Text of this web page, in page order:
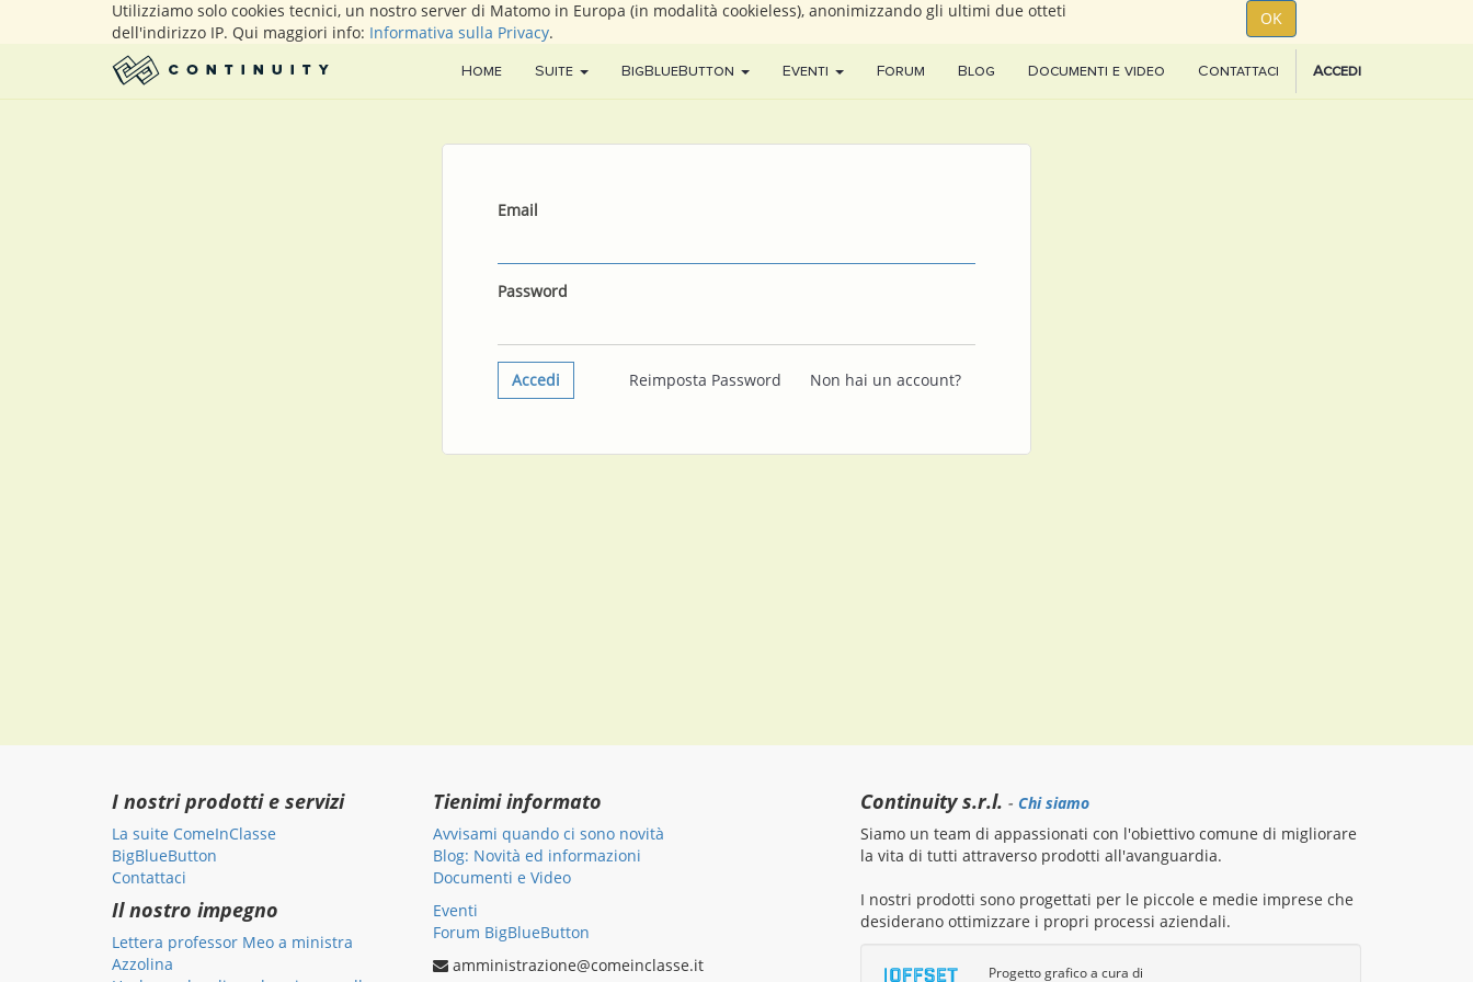
Utilizziamo solo cookies tecnici, un nostro server di Matomo in Europa (in modalità cookieless), anonimizzando gli ultimi due otteti
dell'indirizzo IP. Qui maggiori info: Informativa sulla Privacy.
OK
Home Suite BigBlueButton Eventi Forum Blog Documenti e video Contattaci Accedi
Email
Password
Non hai un account?
Reimposta Password
Accedi
I nostri prodotti e servizi
La suite ComeInClasse
BigBlueButton
Contattaci
Il nostro impegno
Lettera professor Meo a ministra
Azzolina
Tienimi informato
Avvisami quando ci sono novità
Blog: Novità ed informazioni
Documenti e Video
Eventi
Forum BigBlueButton
amministrazione@comeinclasse.it
Continuity s.r.l. - Chi siamo
Siamo un team di appassionati con l'obiettivo comune di migliorare
la vita di tutti attraverso prodotti all'avanguardia.
I nostri prodotti sono progettati per le piccole e medie imprese che
desiderano ottimizzare i propri processi aziendali.
Progetto grafico a cura di